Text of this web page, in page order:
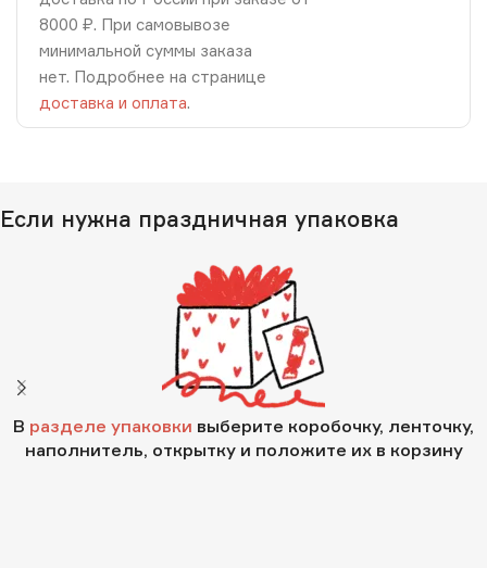
8000 ₽. При самовывозе
минимальной суммы заказа
нет. Подробнее на странице
доставка и оплата.
Если нужна праздничная упаковка
В разделе упаковки выберите коробочку, ленточку,
наполнитель, открытку и положите их в корзину